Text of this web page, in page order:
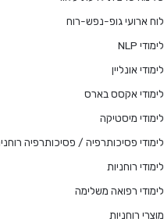
לוח ארועי גופ-נפש-רוח
לימודי NLP
לימודי אונליין
לימודי אקסס בארס
לימודי מיסטיקה
לימודי פסיכותרפיה / פסיכותרפיה
לימודי רוחניות
לימודי רפואה משלימה
מוצרי רוחניות